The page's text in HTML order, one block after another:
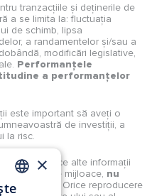
tranzacțiile și deținerile de
a se limita la: fluctuația
de schimb, lipsa
a randamentelor și/sau a
modificări legislative,
Performanțele
a performanțelor
este important să aveți o
de investiții, a
la risc.
sau orice alte informații
prin orice mijloace, nu
. Orice reproducere
ROMANIAN
×